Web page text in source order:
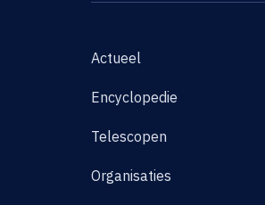
Actueel
Encyclopedie
Telescopen
Organisaties